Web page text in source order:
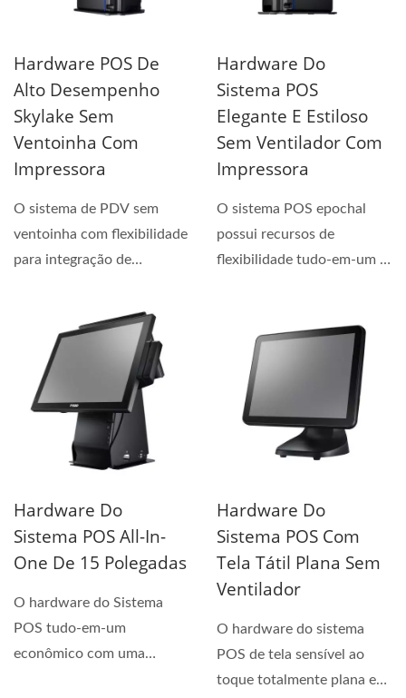
Hardware POS De
Alto Desempenho
Skylake Sem
Ventoinha Com
Impressora
O sistema de PDV sem
ventoinha com flexibilidade
para integração de
Hardware Do
Sistema POS
Elegante E Estiloso
Sem Ventilador Com
Impressora
O sistema POS epochal
possui recursos de
flexibilidade tudo-em-um e
Hardware Do
Sistema POS All-In-
One De 15 Polegadas
O hardware do Sistema
POS tudo-em-um
econômico com uma
Hardware Do
Sistema POS Com
Tela Tátil Plana Sem
Ventilador
O hardware do sistema
POS de tela sensível ao
toque totalmente plana e